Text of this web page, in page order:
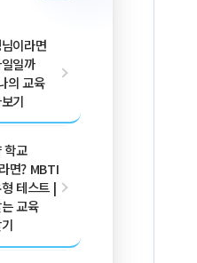
이라면
일까
의 교육
기
학교
면? MBTI
테스트 |
교육